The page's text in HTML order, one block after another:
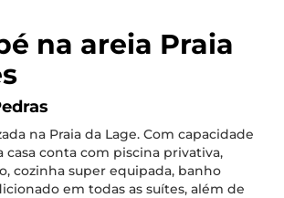
na areia Praia
na Praia da Lage. Com capacidade
casa conta com piscina privativa,
cozinha super equipada, banho
em todas as suítes, além de